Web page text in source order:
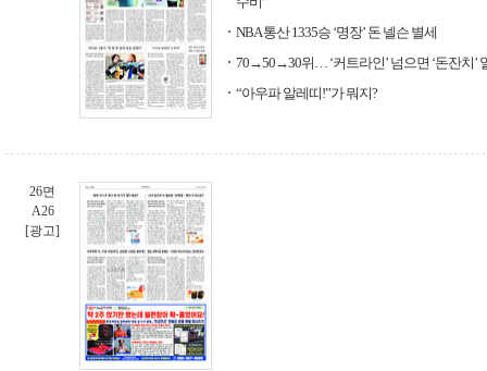
NBA 통산 1335승 ‘명장’ 돈 넬슨 별세
70→50→30위… ‘커트라인’ 넘으면 ‘돈잔치’
“아우파 알레띠!”가 뭐지?
26면
A26
[광고]